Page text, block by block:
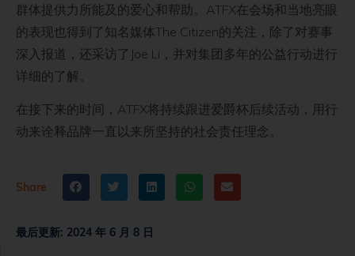
群体提供力所能及的爱心和帮助。ATFX在会场和当地亮眼
的表现也得到了知名媒体The Citizen的关注，除了对赛事
深入报道，还采访了Joe Li，并对集团多年的公益行动进行
详细的了解。
在接下来的时间，ATFX将持续跟进爱爵杯后续活动，用行
动来诠释品牌一直以来所坚持的社会责任理念。
Share
最后更新: 2024 年 6 月 8 日